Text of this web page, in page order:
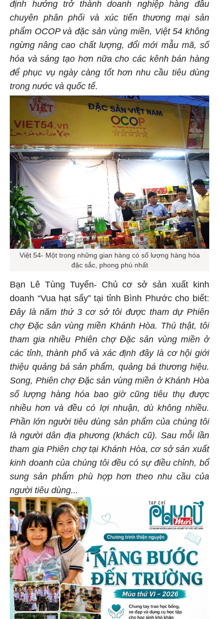
định hướng trở thành doanh nghiệp hàng đầu
chuyên phân phối và xúc tiến thương mại sản
phẩm OCOP và đặc sản vùng miền, Việt 54 không
ngừng nâng cao chất lượng, đổi mới mẫu mã, số
hóa và sáng tạo hơn nữa cho các kênh bán hàng
để phục vụ ngày càng tốt hơn nhu cầu tiêu dùng
trong nước và quốc tế.
Việt 54- Một trong những gian hàng có số lượng hàng hóa
đặc sắc, phong phú nhất
Bạn Lê Tùng Tuyển- Chủ cơ sở sản xuất kinh
doanh “Vua hạt sấy” tại tỉnh Bình Phước cho biết:
Đây là năm thứ 3 cơ sở tôi được tham dự Phiên
chợ Đặc sản vùng miền Khánh Hòa. Thú thật, tôi
tham gia nhiều Phiên chợ Đặc sản vùng miền ở
các tỉnh, thành phố và xác định đây là cơ hội giới
thiệu quảng bá sản phẩm, quảng bá thương hiệu.
Song, Phiên chợ Đặc sản vùng miền ở Khánh Hòa
số lượng hàng hóa bao giờ cũng tiêu thụ được
nhiều hơn và đều có lợi nhuận, dù không nhiều.
Phần lớn người tiêu dùng sản phẩm của chúng tôi
là người dân địa phương (khách cũ). Sau mỗi lần
tham gia Phiên chợ tại Khánh Hòa, cơ sở sản xuất
kinh doanh của chúng tôi đều có sự điều chỉnh, bổ
sung sản phẩm phù hợp hơn theo nhu cầu của
người tiêu dùng...